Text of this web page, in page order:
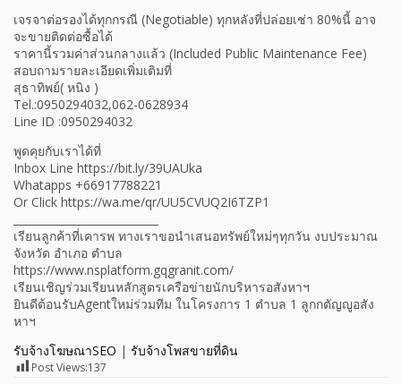
เจรจาต่อรองได้ทุกกรณี (Negotiable) ทุกหลังที่ปล่อยเช่า 80%นี้ อาจ
จะขายติดต่อซื้อได้
ราคานี้รวมค่าส่วนกลางแล้ว (Included Public Maintenance Fee)
สอบถามรายละเอียดเพิ่มเติมที่
สุธาทิพย์( หนิง )
Tel.:0950294032,062-0628934
Line ID :0950294032
พูดคุยกับเราได้ที่
Inbox Line https://bit.ly/39UAUka
Whatapps +66917788221
Or Click https://wa.me/qr/UU5CVUQ2I6TZP1
เรียนลูกค้าที่เคารพ ทางเราขอนำเสนอทรัพย์ใหม่ๆทุกวัน งบประมาณ
จังหวัด อำเภอ ตำบล
https://www.nsplatform.gqgranit.com/
เรียนเชิญร่วมเรียนหลักสูตรเครือข่ายนักบริหารอสังหาฯ
ยินดีต้อนรับAgentใหม่ร่วมทีม ในโครงการ 1 ตำบล 1 ลูกกตัญญูอสัง
หาฯ
รับจ้างโฆษณาSEO | รับจ้างโพสขายที่ดิน
Post Views:137